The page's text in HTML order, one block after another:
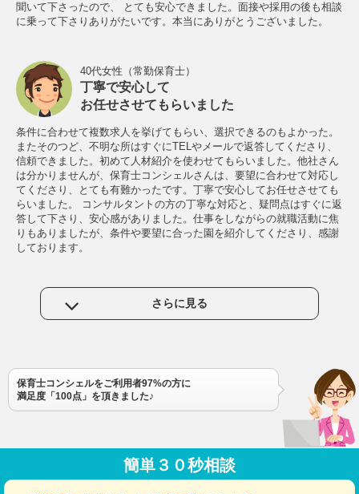
聞いて下さったので、 とても安心できました。面接や採用の後も相談
に乗って下さりありがたいです。本当にありがとうございました。
40代女性（常勤保育士）
丁寧で安心して
お任せさせてもらいました
条件に合わせて複数求人を挙げてもらい、選択できるのもよかった。
またそのつど、不明な所はすぐにTELやメールで返答してくださり、
信頼できました。初めて人材紹介を使わせてもらいました。他社さん
は分かりませんが、保育士コンシェルさんは、要望に合わせて対応し
てくださり、とても有難かったです。丁寧で安心してお任せさせても
らいました。 コンサルタントの方の丁寧な対応と、疑問点はすぐに返
答して下さり、安心感がありました。仕事をしながらの就職活動に焦
りもありましたが、条件や要望に合った園を紹介してくださり、感謝
しております。
さらに見る
保育士コンシェルをご利用者97%の方に
満足度「100点」を頂きました♪
簡単３０秒相談